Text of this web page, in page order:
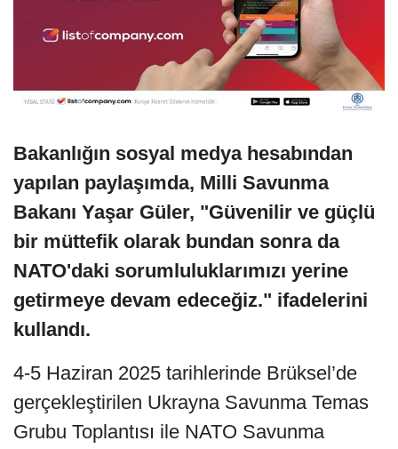
Bakanlığın sosyal medya hesabından
yapılan paylaşımda, Milli Savunma
Bakanı Yaşar Güler, "Güvenilir ve güçlü
bir müttefik olarak bundan sonra da
NATO'daki sorumluluklarımızı yerine
getirmeye devam edeceğiz." ifadelerini
kullandı.
4-5 Haziran 2025 tarihlerinde Brüksel’de
gerçekleştirilen Ukrayna Savunma Temas
Grubu Toplantısı ile NATO Savunma